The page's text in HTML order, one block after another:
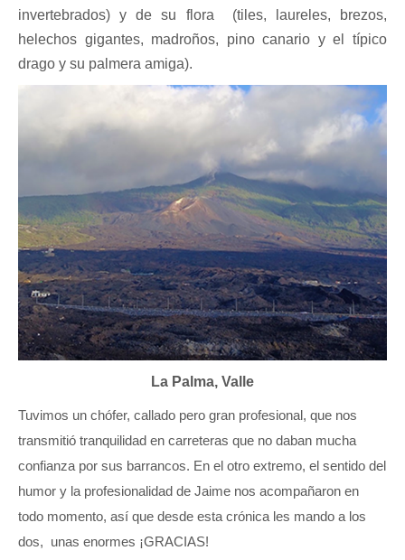
invertebrados) y de su flora
(tiles, laureles, brezos,
helechos gigantes, madroños, pino canario y el típico
drago y su palmera amiga).
La Palma, Valle
Tuvimos un chófer, callado pero gran profesional, que nos
transmitió tranquilidad en carreteras que no daban mucha
confianza por sus barrancos. En el otro extremo, el sentido del
humor y la profesionalidad de Jaime nos acompañaron en
todo momento, así que desde esta crónica les mando a los
dos,
unas enormes ¡GRACIAS!